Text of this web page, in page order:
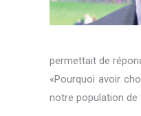
permettait de
«Pourquoi avoir
notre population